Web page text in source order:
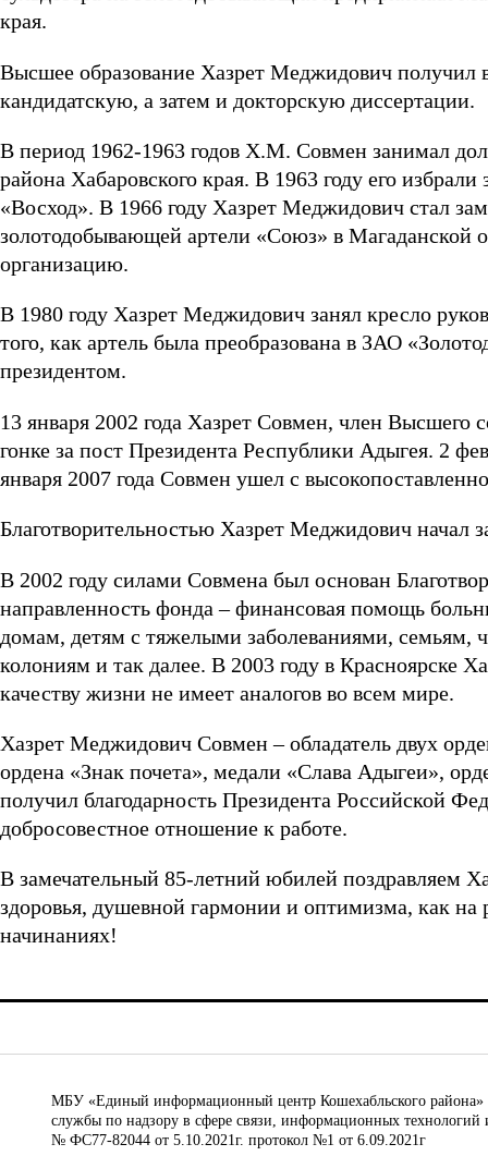
края.
Высшее образование Хазрет Меджидович получил
кандидатскую, а затем и докторскую диссертации.
В период 1962-1963 годов Х.М. Совмен занимал
района Хабаровского края. В 1963 году его
«Восход». В 1966 году Хазрет Меджидович стал
золотодобывающей артели «Союз» в Магаданской
организацию.
В 1980 году Хазрет Меджидович занял кресло
того, как артель была преобразована в ЗАО
президентом.
13 января 2002 года Хазрет Совмен, член Высшего
гонке за пост Президента Республики Адыгея. 2
января 2007 года Совмен ушел с
Благотворительностью Хазрет Меджидович начал
В 2002 году силами Совмена был основан
направленность фонда – финансовая помощь
домам, детям с тяжелыми заболеваниями, семьям,
колониям и так далее. В 2003 году в Красноярске
качеству жизни не имеет аналогов во всем мире.
Хазрет Меджидович Совмен – обладатель двух
ордена «Знак почета», медали «Слава Адыгеи»,
получил благодарность Президента Российской
добросовестное отношение к работе.
В замечательный 85-летний юбилей поздравляем
здоровья, душевной гармонии и оптимизма, как на
начинаниях!
МБУ «Единый информационный центр Кошехабльского района»
службы по надзору в сфере связи, информационных
№ ФС77-82044 от 5.10.2021г. протокол №1 от 6.09.2021г